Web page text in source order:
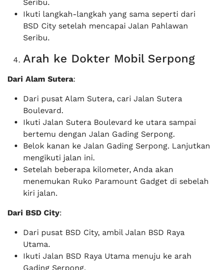
Seribu.
Ikuti langkah-langkah yang sama seperti dari
BSD City setelah mencapai Jalan Pahlawan
Seribu.
Arah ke Dokter Mobil Serpong
Dari Alam Sutera:
Dari pusat Alam Sutera, cari Jalan Sutera
Boulevard.
Ikuti Jalan Sutera Boulevard ke utara sampai
bertemu dengan Jalan Gading Serpong.
Belok kanan ke Jalan Gading Serpong. Lanjutkan
mengikuti jalan ini.
Setelah beberapa kilometer, Anda akan
menemukan Ruko Paramount Gadget di sebelah
kiri jalan.
Dari BSD City:
Dari pusat BSD City, ambil Jalan BSD Raya
Utama.
Ikuti Jalan BSD Raya Utama menuju ke arah
Gading Serpong.